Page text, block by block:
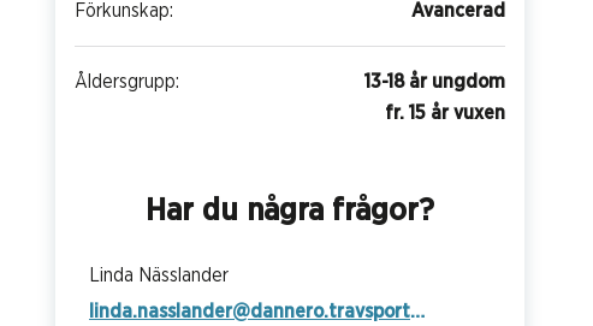
Förkunskap: Avancerad
Åldersgrupp:
13-18 år ungdom
fr. 15 år vuxen
Har du några frågor?
Linda Nässlander
linda.nasslander@dannero.travsport.se